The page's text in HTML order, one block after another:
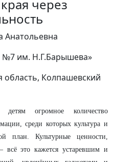
через
Анатольевна
им. Н.Г.Барышева»
область, Колпашевский
огромное количество
среди которых культура и
план. Культурные ценности,
это кажется устаревшим и